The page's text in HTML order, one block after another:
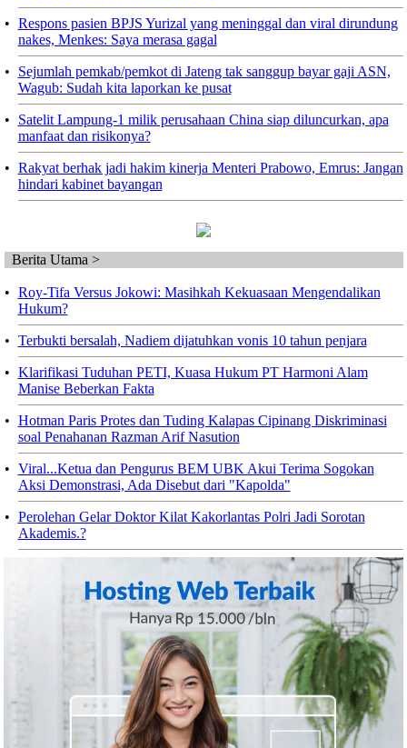
• Respons pasien BPJS Yurizal yang meninggal dan viral dirundung
nakes, Menkes: Saya merasa gagal
•
Sejumlah pemkab/pemkot di Jateng tak sanggup bayar gaji ASN,
Wagub: Sudah kita laporkan ke pusat
•
Satelit Lampung-1 milik perusahaan China siap diluncurkan, apa
manfaat dan risikonya?
• Rakyat berhak jadi hakim kinerja Menteri Prabowo, Emrus: Jangan
hindari kabinet bayangan
Berita Utama >
• Roy-Tifa Versus Jokowi: Masihkah Kekuasaan Mengendalikan
Hukum?
• Terbukti bersalah, Nadiem dijatuhkan vonis 10 tahun penjara
• Klarifikasi Tuduhan PETI, Kuasa Hukum PT Harmoni Alam
Manise Beberkan Fakta
• Hotman Paris Protes dan Tuding Kalapas Cipinang Diskriminasi
soal Penahanan Razman Arif Nasution
• Viral...Ketua dan Pengurus BEM UBK Akui Terima Sogokan
Aksi Demonstrasi, Ada Disebut dari "Kapolda"
• Perolehan Gelar Doktor Kilat Kakorlantas Polri Jadi Sorotan
Akademis.?